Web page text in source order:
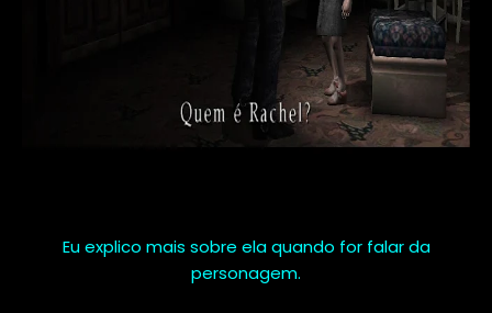
Eu explico mais sobre ela quando for falar da
personagem.